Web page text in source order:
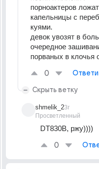
порноактеров
капельницы с
куями.
девок увозят в
очередное
порваных в клочья
0
Скрыть ветку
shmelik_2
Просветленный
3г
DT830B, ржу))))
0